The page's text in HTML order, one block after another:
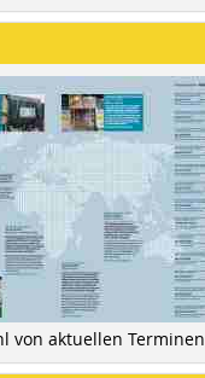
von aktuellen Terminen